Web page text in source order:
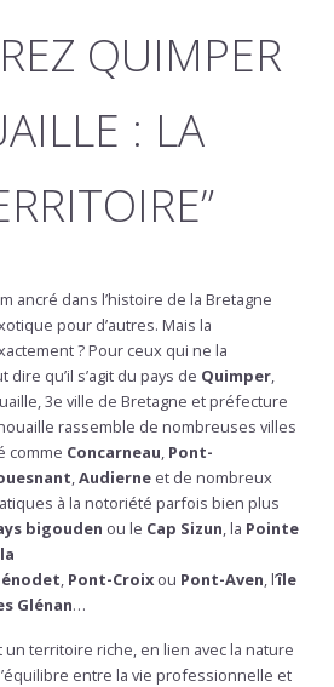
QUIMPER
: LA
ancré dans l’histoire de la Bretagne
pour d’autres. Mais la
? Pour ceux qui ne la
qu’il s’agit du pays de Quimper,
3e ville de Bretagne et préfecture
rassemble de nombreuses villes
comme Concarneau, Pont-
,Audierne et de nombreux
à la notoriété parfois bien plus
bigouden ou le Cap Sizun, la Pointe
, Pont-Croix ou Pont-Aven, l’île
Glénan…
territoire riche, en lien avec la nature
entre la vie professionnelle et